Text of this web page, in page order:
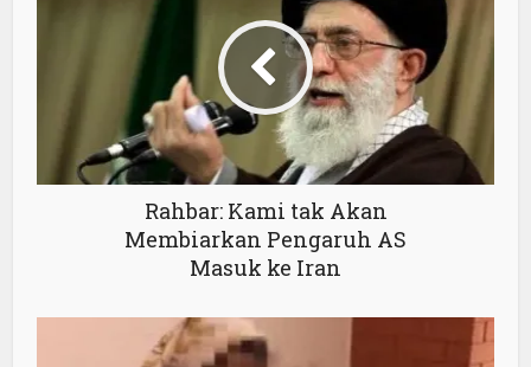
Rahbar: Kami tak Akan
Membiarkan Pengaruh AS
Masuk ke Iran